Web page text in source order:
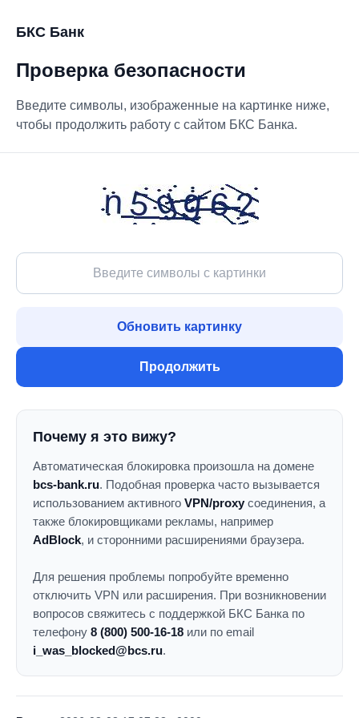
БКС Банк
Проверка безопасности
Введите символы, изображенные на картинке ниже,
чтобы продолжить работу с сайтом БКС Банка.
Обновить картинку
Продолжить
Почему я это вижу?
Автоматическая блокировка произошла на домене
bcs-bank.ru. Подобная проверка часто вызывается
использованием активного VPN/proxy соединения, а
также блокировщиками рекламы, например
AdBlock, и сторонними расширениями браузера.
Для решения проблемы попробуйте временно
отключить VPN или расширения. При возникновении
вопросов свяжитесь с поддержкой БКС Банка по
телефону 8 (800) 500-16-18 или по email
i_was_blocked@bcs.ru.